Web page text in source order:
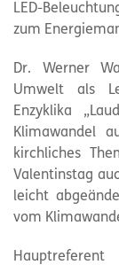
LED-
zum
Dr. Werner
Umwelt als
Enzyklika
Klimawandel
kirchliches
Valentinstag
leicht
vom